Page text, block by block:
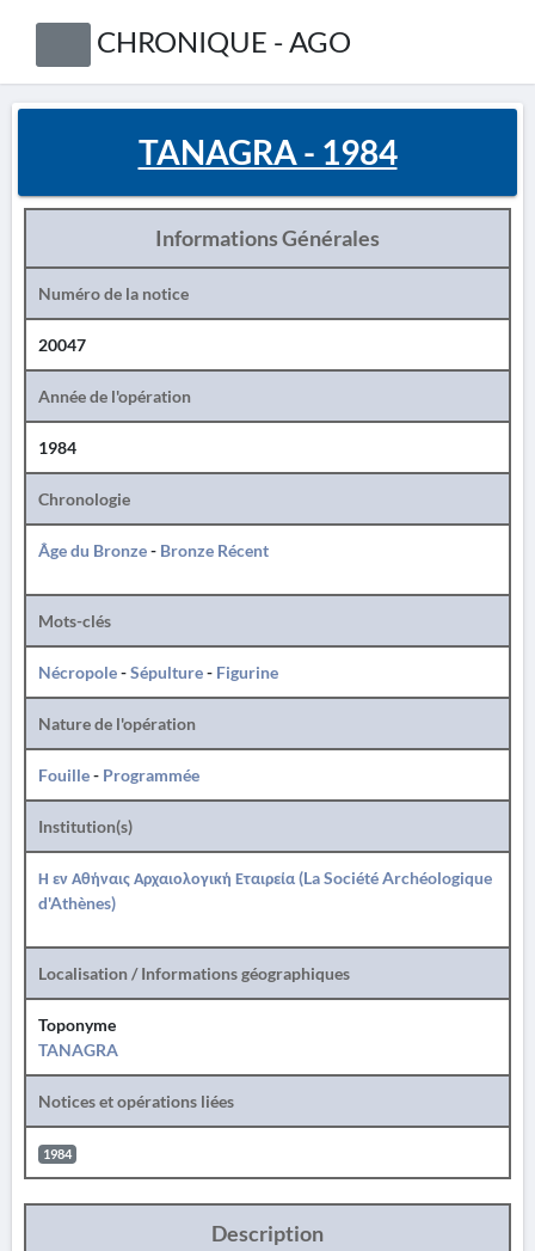
CHRONIQUE - AGO
TANAGRA - 1984
Informations Générales
Numéro de la notice
20047
Année de l'opération
1984
Chronologie
Âge du Bronze- Bronze Récent
Mots-clés
Nécropole-Sépulture- Figurine
Nature de l'opération
Fouille- Programmée
Institution(s)
Η εν Αθήναις Αρχαιολογική Εταιρεία (La Société Archéologique
d'Athènes)
Localisation / Informations géographiques
Toponyme
TANAGRA
Notices et opérations liées
1984
Description